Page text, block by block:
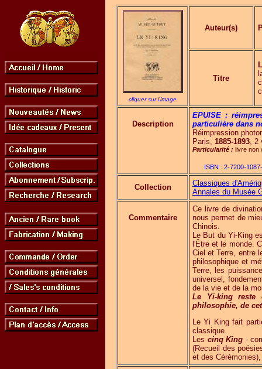
cliquer sur l'image
Auteur(s)
Titre
Description
EPUISE :
particulière dans
Réimpression
Paris, 1885-1893, 2
Particularité : livre non
ISBN : 2-7200-
Collection
Classiques
Annales du Musée
Commentaire
Ce livre de
nous permet de
Chinois.
Le But du Yi-King
l'Être et le monde.
Ciel et Terre, entre
philosophique et
Terre, les
universel,
de la vie et de la
Le Yi-king reste
philosophie, de
Le Yi King fait
classique.
Les cinq King -
(Recueil des
et des